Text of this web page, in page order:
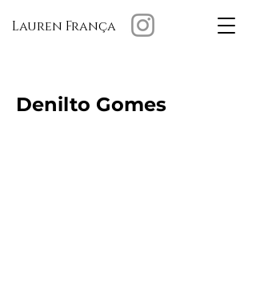
Lauren França
Denilto Gomes